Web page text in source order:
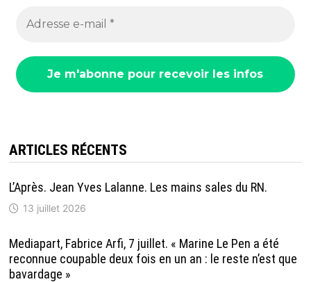
ARTICLES RÉCENTS
L’Après. Jean Yves Lalanne. Les mains sales du RN.
13 juillet 2026
Mediapart, Fabrice Arfi, 7 juillet. « Marine Le Pen a été
reconnue coupable deux fois en un an : le reste n’est que
bavardage »